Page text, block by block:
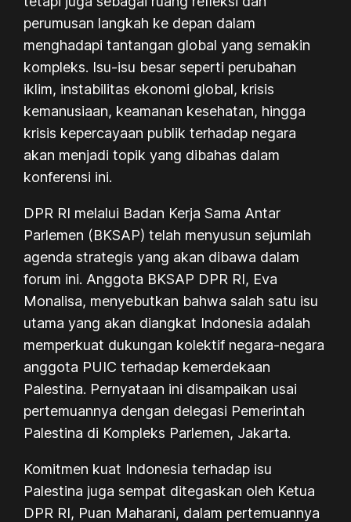
perumusan langkah ke depan dalam
menghadapi tantangan global yang semakin
kompleks. Isu-isu besar seperti perubahan
iklim, instabilitas ekonomi global, krisis
kemanusiaan, keamanan kesehatan, hingga
krisis kepercayaan publik terhadap negara
akan menjadi topik yang dibahas dalam
konferensi ini.
DPR RI melalui Badan Kerja Sama Antar
Parlemen (BKSAP) telah menyusun sejumlah
agenda strategis yang akan dibawa dalam
forum ini. Anggota BKSAP DPR RI, Eva
Monalisa, menyebutkan bahwa salah satu isu
utama yang akan diangkat Indonesia adalah
memperkuat dukungan kolektif negara-negara
anggota PUIC terhadap kemerdekaan
Palestina. Pernyataan ini disampaikan usai
pertemuannya dengan delegasi Pemerintah
Palestina di Kompleks Parlemen, Jakarta.
Komitmen kuat Indonesia terhadap isu
Palestina juga sempat ditegaskan oleh Ketua
DPR RI, Puan Maharani, dalam pertemuannya